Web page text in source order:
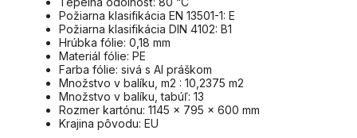
Požiarna klasifikácia EN 13501-1: E
Požiarna klasifikácia DIN 4102: B1
Hrúbka fólie: 0,18 mm
Materiál fólie: PE
Farba fólie: sivá s Al práškom
Množstvo v balíku, m2 : 10,2375 m2
Množstvo v balíku, tabúľ: 13
Rozmer kartónu: 1145 x 795 x 600 mm
Krajina pôvodu: EU